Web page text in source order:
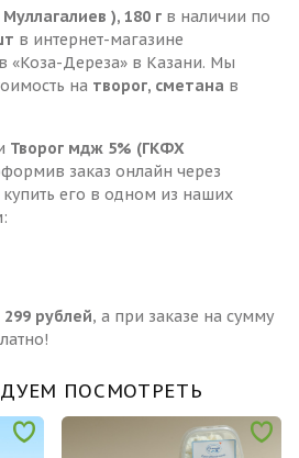
), 180 г в наличии по
в интернет-магазине
«Коза-Дереза» в Казани. Мы
на творог, сметана в
Творог мдж 5% (ГКФХ
заказ онлайн через
его в одном из наших
299 рублей, а при заказе на сумму
ПОСМОТРЕТЬ